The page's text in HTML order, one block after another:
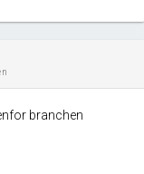
branchen